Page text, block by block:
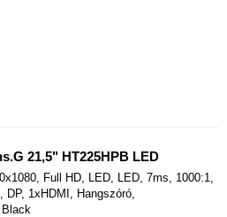
21,5" HT225HPB LED
Full HD, LED, LED, 7ms, 1000:1,
DP, 1xHDMI, Hangszóró,
Black